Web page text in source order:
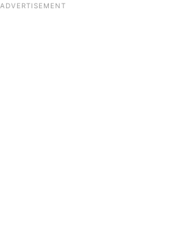
ADVERTISEMENT